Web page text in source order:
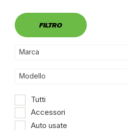
FILTRO
Marca
Modello
Tutti
Accessori
Auto usate